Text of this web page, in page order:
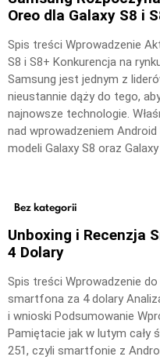
Oreo dla Galaxy S8 i
Spis treści Wprowadzenie
S8 i S8+ Konkurencja na
Samsung jest jednym z
nieustannie dąży do tego,
najnowsze technologie.
nad wprowadzeniem
modeli Galaxy S8 oraz
Bez kategorii
Unboxing i Recenzja
4 Dolary
Spis treści Wprowadzenie
smartfona za 4 dolary
i wnioski Podsumowanie
Pamiętacie jak w lutym cały
251, czyli smartfonie z